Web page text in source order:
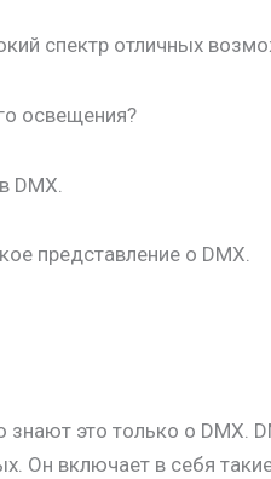
спектр отличных
освещения?
DMX.
представление о DMX.
это только о DMX.
Он включает в себя